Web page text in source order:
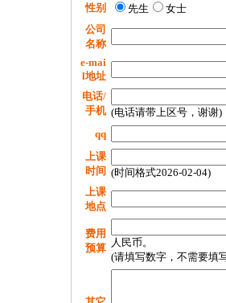
性别 先生
女士
公司
名称
e-mai
l地址
电话/
手机 (电话请带上区号，谢谢)
qq
上课
时间 (时间格式2026-02-04)
上课
地点
费用
预算 人民币。
(请填写数字，不需要填